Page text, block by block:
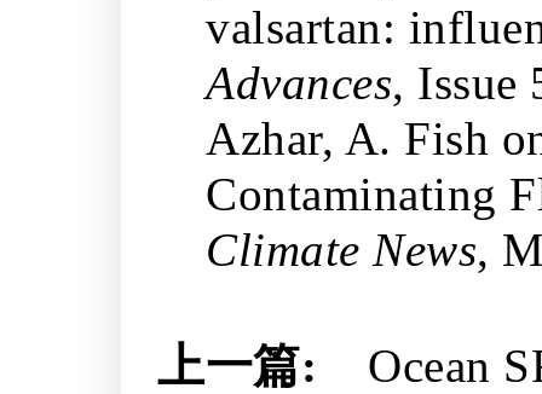
valsartan:
Advances, Issue
Azhar, A. Fish
Contaminating
Climate News,
上一篇:
Ocean